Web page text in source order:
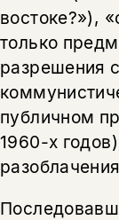
востоке?»),
только
разрешения
публичном
1960-х